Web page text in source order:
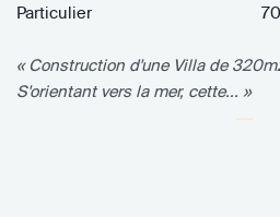
Particulier
« Construction d'une Villa de
S'orientant vers la mer, cette... »